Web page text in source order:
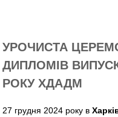
УРОЧИСТА
ДИПЛОМІВ
РОКУ ХДАДМ
27 грудня 2024 року в